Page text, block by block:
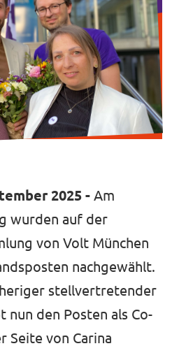
2025 - Am
wurden auf der
von Volt München
nachgewählt.
stellvertretender
nun den Posten als Co-
Seite von Carina